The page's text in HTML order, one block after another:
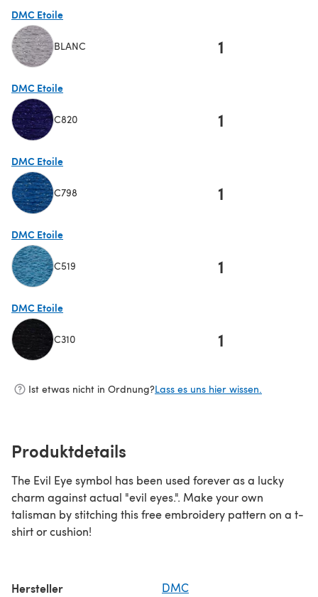
DMC Etoile
BLANC 1
DMC Etoile
C820 1
DMC Etoile
C798 1
DMC Etoile
C519 1
DMC Etoile
C310 1
Ist etwas nicht in Ordnung?Lass es uns hier wissen.
Produktdetails
The Evil Eye symbol has been used forever as a lucky
charm against actual "evil eyes.". Make your own
talisman by stitching this free embroidery pattern on a t-
shirt or cushion!
Hersteller DMC